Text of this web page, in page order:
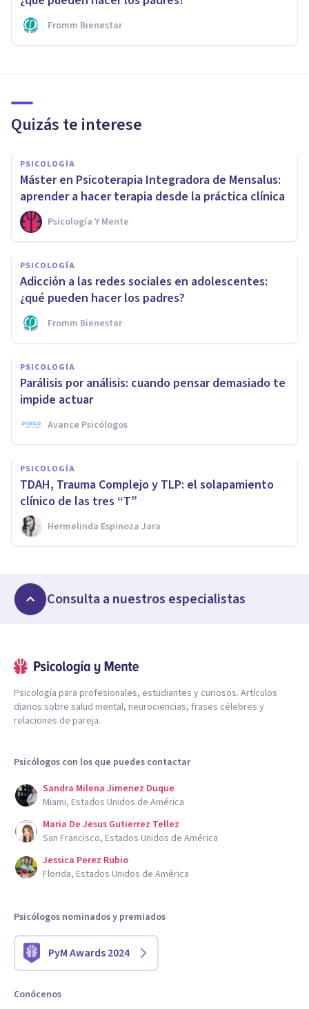
Fromm Bienestar
Quizás te interese
PSICOLOGÍA
Máster en Psicoterapia Integradora de Mensalus:
aprender a hacer terapia desde la práctica clínica
Psicología Y Mente
PSICOLOGÍA
Adicción a las redes sociales en adolescentes:
¿qué pueden hacer los padres?
Fromm Bienestar
PSICOLOGÍA
Parálisis por análisis: cuando pensar demasiado te
impide actuar
Avance Psicólogos
PSICOLOGÍA
TDAH, Trauma Complejo y TLP: el solapamiento
clínico de las tres “T”
Hermelinda Espinoza Jara
Consulta a nuestros especialistas
Psicología para profesionales, estudiantes y curiosos. Artículos
diarios sobre salud mental, neurociencias, frases célebres y
relaciones de pareja.
Psicólogos con los que puedes contactar
Sandra Milena Jimenez Duque
Miami, Estados Unidos de América
Maria De Jesus Gutierrez Tellez
San Francisco, Estados Unidos de América
Jessica Perez Rubio
Florida, Estados Unidos de América
Psicólogos nominados y premiados
PyM Awards 2024
Conócenos